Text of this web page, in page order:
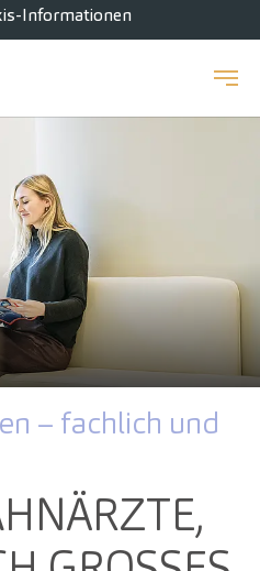
Informationen
– fachlich und